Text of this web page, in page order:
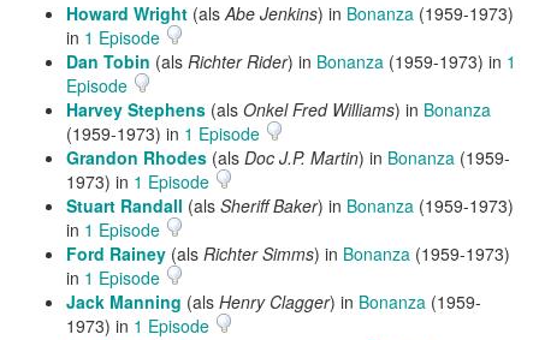
Howard Wright (alsAbe Jenkins) in Bonanza (1959-1973)
in 1 Episode
Dan Tobin (als Richter Rider) in Bonanza (1959-1973) in 1
Episode
Harvey Stephens (als Onkel Fred Williams) in Bonanza
(1959-1973) in 1 Episode
Grandon Rhodes (als Doc J.P. Martin) in Bonanza (1959-
1973) in 1 Episode
Stuart Randall (als Sheriff Baker) in Bonanza (1959-1973)
in 1 Episode
Ford Rainey (als Richter Simms) in Bonanza (1959-1973)
in 1 Episode
Jack Manning (als Henry Clagger) in Bonanza (1959-
1973) in 1 Episode